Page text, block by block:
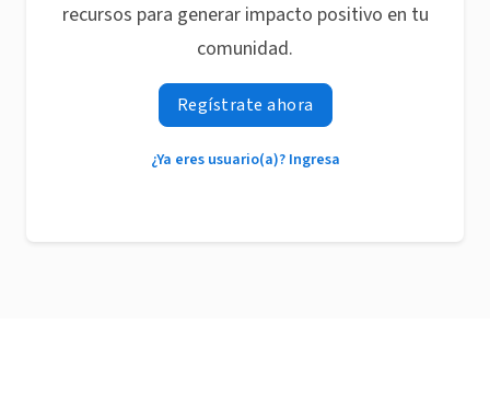
recursos para generar impacto positivo en tu
comunidad.
Regístrate ahora
¿Ya eres usuario(a)? Ingresa